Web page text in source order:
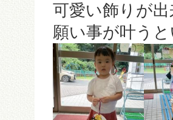
可愛い飾りが
願い事が叶う